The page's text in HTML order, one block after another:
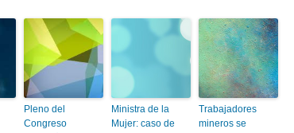
Pleno del
Congreso
Ministra de la
Mujer: caso de
Trabajadores
mineros se